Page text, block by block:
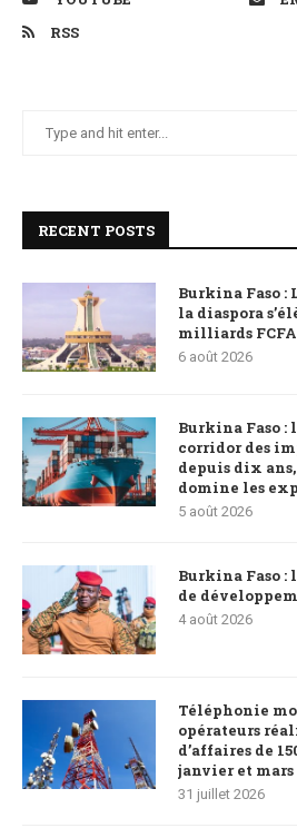
RSS
RECENT POSTS
Burkina Faso :
la diaspora
milliards
6 août 2026
Burkina Faso :
corridor des
depuis dix
domine les
5 août 2026
Burkina Faso :
de
4 août 2026
Téléphonie
opérateurs
d’affaires de
janvier et mars
31 juillet 2026